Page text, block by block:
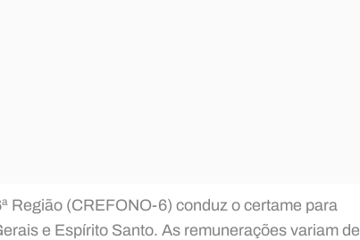
Região (CREFONO-6) conduz o certame para
e Espírito Santo. As remunerações variam de